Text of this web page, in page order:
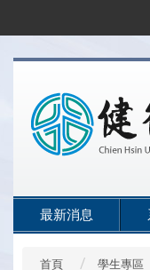
最新消息
首頁 學生專區